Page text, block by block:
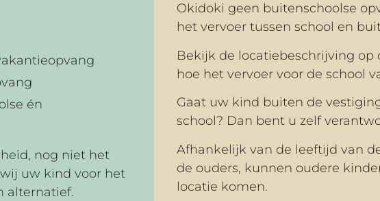
én
nog niet het
uw kind voor het
alternatief.
Okidoki geen buitenschoolse
het vervoer tussen school en
Bekijk de locatiebeschrijving op
hoe het vervoer voor de school
Gaat uw kind buiten de
school? Dan bent u zelf
Afhankelijk van de leeftijd van
de ouders, kunnen oudere
locatie komen.